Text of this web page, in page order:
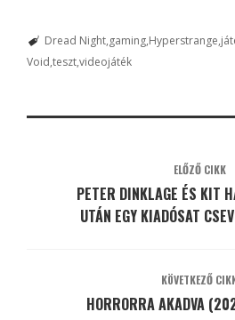
Dread Night gaming Hyperstrange
Void tesztvideojáték
ELŐZŐ CIKK
PETER DINKLAGE ÉS KIT
UTÁN EGY KIADÓSAT
KÖVETKEZŐ
HORRORRA AKADVA